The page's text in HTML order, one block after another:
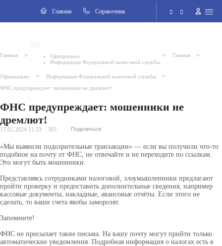
Главная Cправочник
Версия для слабовидящих
Поиск по сайту
Главная >
Официально
Информация Федеральной налоговой службы
> Главная >
Официально > Информация Федеральной налоговой службы >
ФНС предупреждает: мошенники не дремлют!
ФНС предупреждает: мошенники не
дремлют!
13.02.2024 11:53 305 Поделиться
«Мы выявили подозрительные транзакции» — если вы получили что-то
подобное на почту от ФНС, не отвечайте и не переходите по ссылкам.
Это могут быть мошенники.
Представляясь сотрудниками налоговой, злоумышленники предлагают
пройти проверку и предоставить дополнительные сведения, например
кассовые документы, накладные, авансовые отчёты. Если этого не
сделать, то ваши счета якобы заморозят.
Запомните!
ФНС не присылает такие письма. На вашу почту могут прийти только
автоматические уведомления. Подробная информация о налогах есть в